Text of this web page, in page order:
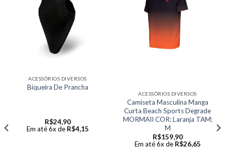
ACESSÓRIOS DIVERSOS
Biqueira De Prancha
R$24,90
Em até 6x de R$4,15
ACESSÓRIOS DIVERSOS
Camiseta Masculina Manga
Curta Beach Sports Degrade
MORMAII COR: Laranja TAM:
M
R$159,90
Em até 6x de R$26,65